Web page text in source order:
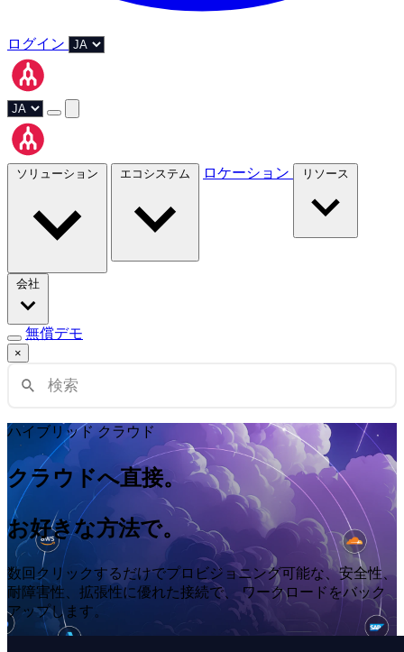
ログイン
ロケーション
無償デモ
×
ハイブリッド クラウド
クラウドへ直接。
お好きな方法で。
数回クリックするだけでプロビジョニング可能な、安全性、
耐障害性、拡張性に優れた接続で、 ワークロードをバック
アップします。